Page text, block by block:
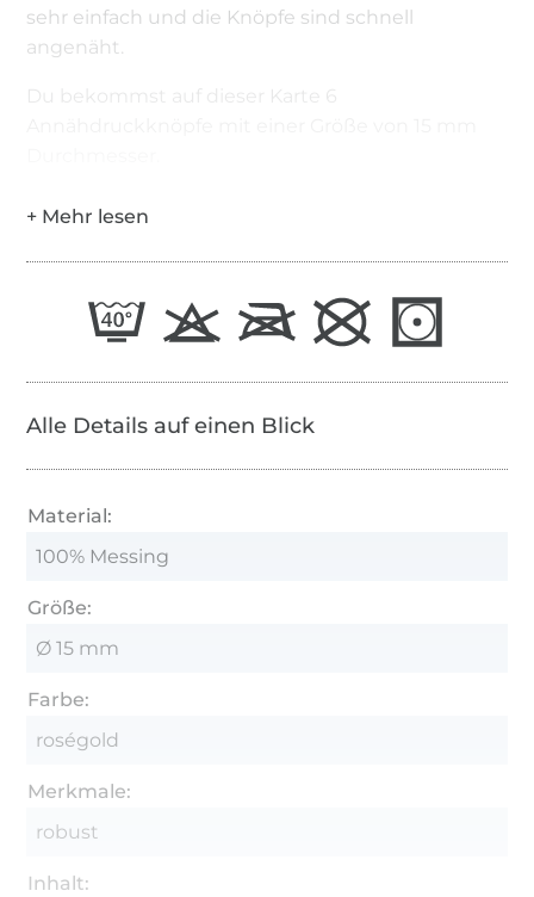
sehr einfach und die Knöpfe sind schnell
angenäht.
Du bekommst auf dieser Karte 6
Alle Details auf einen Blick
Material:
100% Messing
Größe:
Ø 15 mm
Farbe:
roségold
Merkmale:
robust
Inhalt: